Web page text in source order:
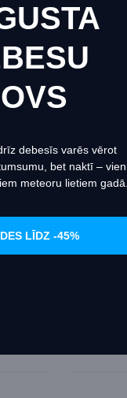
сайт использует
эффективное
о файлах
Настроить
Tector
debesīs varēs vērot
bet naktī –
meteoru lietiem gadā.
LĪDZ -45%